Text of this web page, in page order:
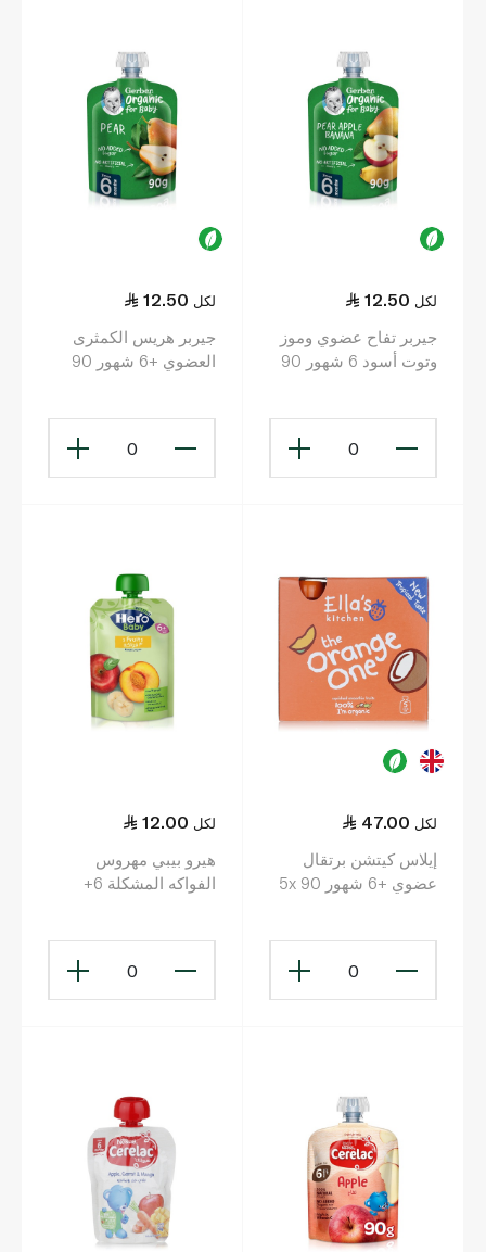
12.50 لكل
جيربر تفاح عضوي وموز
وتوت أسود 6 شهور 90
0
12.50 لكل
جيربر هريس الكمثرى
العضوي +6 شهور 90
0
47.00 لكل
إيلاس كيتشن برتقال
عضوي +6 شهور 5x 90
0
12.00 لكل
هيرو بيبي مهروس
الفواكه المشكلة 6+
0